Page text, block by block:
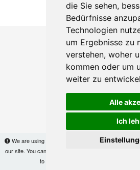
die Sie sehen,
Bedürfnisse
Technologien
um Ergebnisse zu
verstehen, woher
kommen oder um
weiter zu
Alle
Ich
We are using cookies to provide statistics that help
our site. You can find out more
to use the site without changes, you are
Makis© Copyright